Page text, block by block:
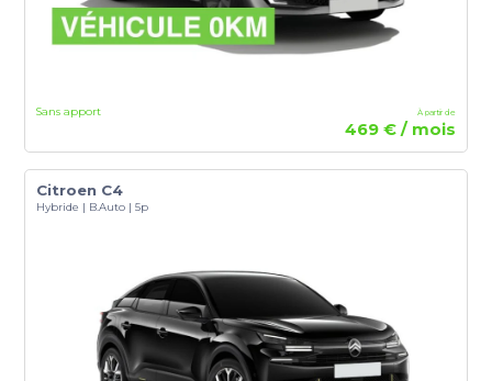
Sans apport À partir de
469 € / mois
Citroen C4
Hybride | B.Auto | 5p